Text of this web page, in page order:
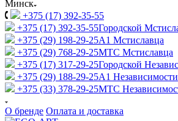
Минск
+375 (17) 392-35-55
+375 (17) 392-35-55Городской
+375 (29) 198-29-25A1 Мстиславца
+375 (29) 768-29-25МТС Мстиславца
+375 (17) 317-29-25Городской
+375 (29) 188-29-25A1 Независимости
+375 (33) 378-29-25МТС
О бренде Оплата и доставка